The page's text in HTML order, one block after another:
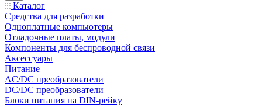
Каталог
Средства для разработки
Одноплатные компьютеры
Отладочные платы, модули
Компоненты для беспроводной связи
Аксессуары
Питание
AC/DC преобразователи
DC/DC преобразователи
Блоки питания на DIN-рейку